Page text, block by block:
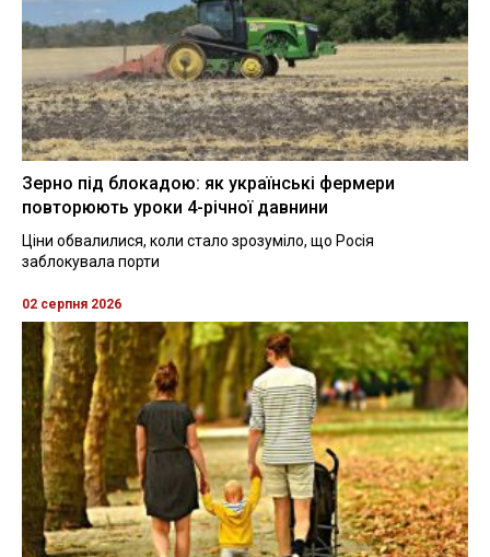
Зерно під блокадою: як українські фермери
повторюють уроки 4-річної давнини
Ціни обвалилися, коли стало зрозуміло, що Росія
заблокувала порти
02 серпня 2026